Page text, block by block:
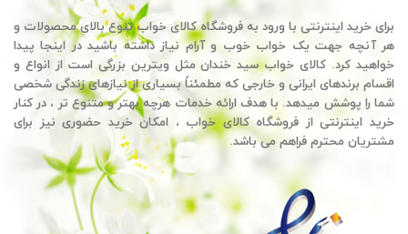
برای خرید اینترنتی با ورود به فروشگاه کالای خواب تنوع بالای محصولات و
هر آنچه جهت یک خواب خوب و آرام نیاز داشته باشید در اینجا پیدا
خواهید کرد. کالای خواب سید خندان مثل ویترین بزرگی است از انواع و
اقسام برندهای ایرانی و خارجی که مطمئناً بسیاری از نیازهای زندگی شخصی
شما را پوشش میدهد. با هدف ارائه خدمات هرچه بهتر و متنوع تر ، در کنار
خرید اینترنتی از فروشگاه کالای خواب ، امکان خرید حضوری نیز برای
مشتریان محترم فراهم می باشد.